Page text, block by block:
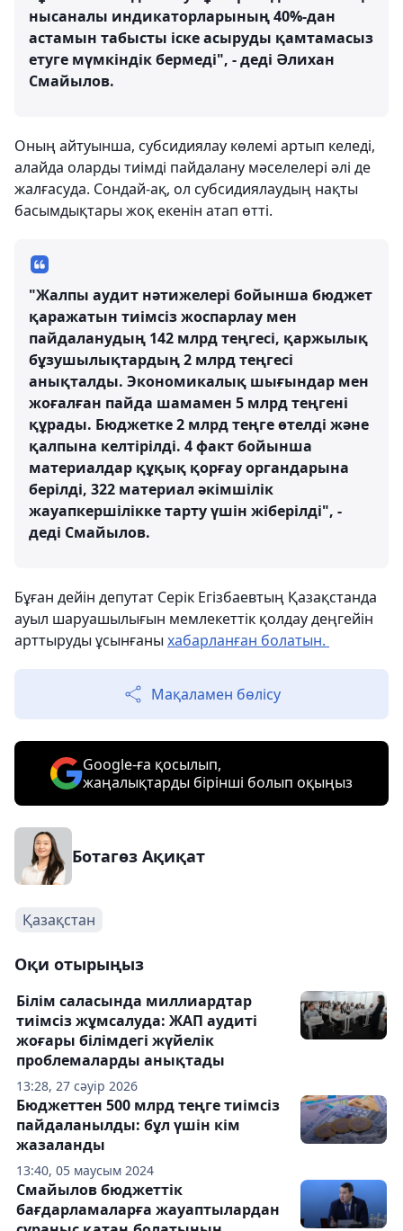
нысаналы индикаторларының 40%-дан
астамын табысты іске асыруды қамтамасыз
етуге мүмкіндік бермеді", - деді Әлихан
Смайылов.
Оның айтуынша, субсидиялау көлемі артып келеді,
алайда оларды тиімді пайдалану мәселелері әлі де
жалғасуда. Сондай-ақ, ол субсидиялаудың нақты
басымдықтары жоқ екенін атап өтті.
"Жалпы аудит нәтижелері бойынша бюджет
қаражатын тиімсіз жоспарлау мен
пайдаланудың 142 млрд теңгесі, қаржылық
бұзушылықтардың 2 млрд теңгесі
анықталды. Экономикалық шығындар мен
жоғалған пайда шамамен 5 млрд теңгені
құрады. Бюджетке 2 млрд теңге өтелді және
қалпына келтірілді. 4 факт бойынша
материалдар құқық қорғау органдарына
берілді, 322 материал әкімшілік
жауапкершілікке тарту үшін жіберілді", -
деді Смайылов.
Бұған дейін депутат Серік Егізбаевтың Қазақстанда
ауыл шаруашылығын мемлекеттік қолдау деңгейін
арттыруды ұсынғаны хабарланған болатын.
Мақаламен бөлісу
Google-ға қосылып,
жаңалықтарды бірінші болып оқыңыз
Ботагөз Ақиқат
Қазақстан
Оқи отырыңыз
13:28, 27 сәуір 2026
Білім саласында миллиардтар
тиімсіз жұмсалуда: ЖАП аудиті
жоғары білімдегі жүйелік
проблемаларды анықтады
13:40, 05 маусым 2024
Бюджеттен 500 млрд теңге тиімсіз
пайдаланылды: бұл үшін кім
жазаланды
Смайылов бюджеттік
бағдарламаларға жауаптылардан